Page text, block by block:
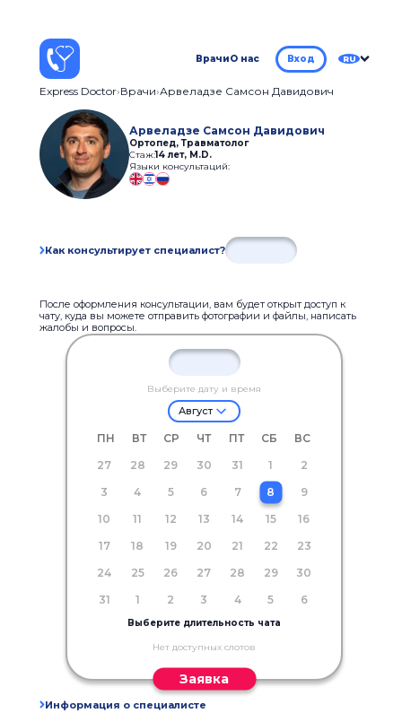
ВрачиО нас Вход RU
Express Doctor Врачи Арвеладзе Самсон Давидович
Арвеладзе Самсон Давидович
Ортопед, Травматолог
Стаж:14 лет, М.D.
Языки консультаций:
Как консультирует специалист?
После оформления консультации, вам будет открыт доступ к
чату, куда вы можете отправить фотографии и файлы, написать
жалобы и вопросы.
Выберите дату и время
Август
ПН ВТ СР ЧТ ПТ СБ
ВС
27
28 29 30 31 1
2
3
4 5 6 7 8
9
10
11 12 13 14 15
16
17
18 19 20 21 22
23
24
25 26 27 28 29
30
31
1 2 3 4 5 6
Выберите длительность чата
Нет доступных слотов
Заявка
Информация о специалисте